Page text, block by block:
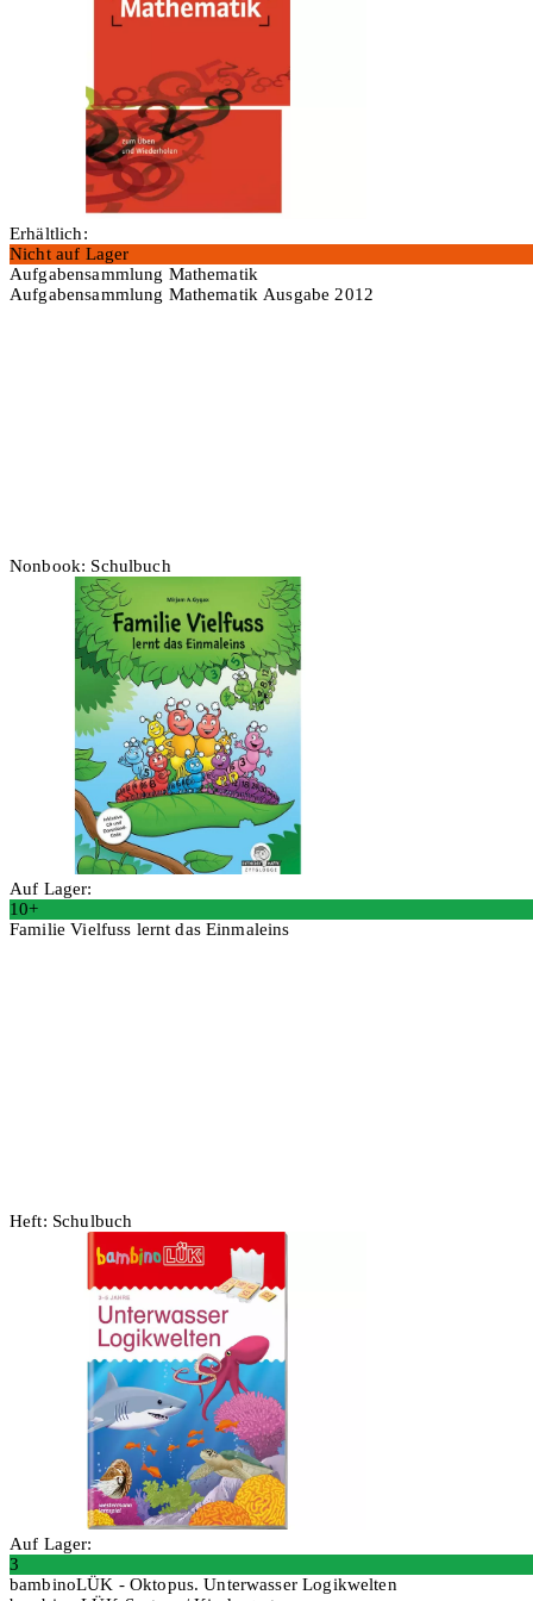
Erhältlich:
Nicht auf Lager
Aufgabensammlung Mathematik
Aufgabensammlung Mathematik Ausgabe 2012
Nonbook: Schulbuch
Auf Lager:
10+
Familie Vielfuss lernt das Einmaleins
Heft: Schulbuch
Auf Lager:
3
bambinoLÜK - Oktopus. Unterwasser Logikwelten